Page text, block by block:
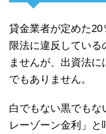
貸金業者が定めた20
限法に違反している
ませんが、出資法に
でもありません。
白でもない黒でも
レーゾーン金利」と